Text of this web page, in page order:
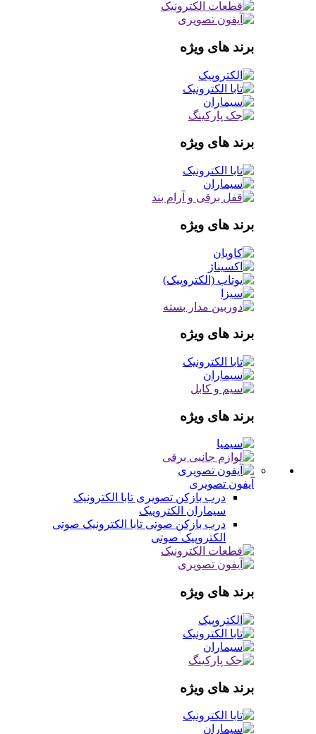
برند های ویژه
برند های ویژه
برند های ویژه
برند های ویژه
برند های ویژه
آیفون تصویری
درب بازکن تصویری تابا الکترونیک
سیماران الکتروپیک
درب بازکن صوتی تابا الکترونیک صوتی
الکتروپیک صوتی
برند های ویژه
برند های ویژه